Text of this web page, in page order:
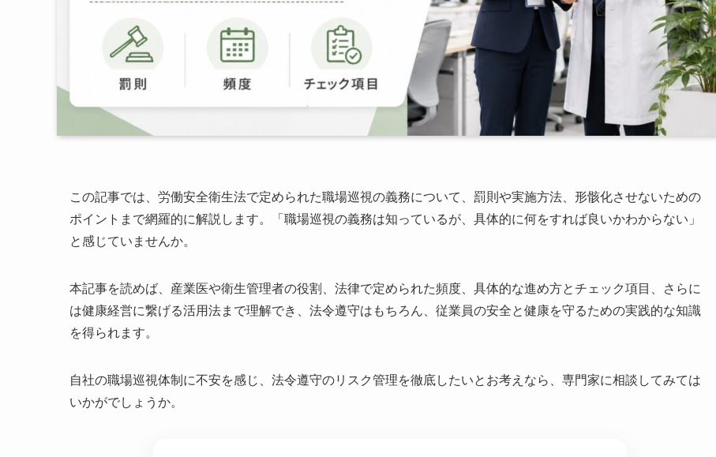
この記事では、労働安全衛生法で定められた職場巡視の義務について、罰則や実施方法、形骸化させないための
ポイントまで網羅的に解説します。「職場巡視の義務は知っているが、具体的に何をすれば良いかわからない」
と感じていませんか。
本記事を読めば、産業医や衛生管理者の役割、法律で定められた頻度、具体的な進め方とチェック項目、さらに
は健康経営に繋げる活用法まで理解でき、法令遵守はもちろん、従業員の安全と健康を守るための実践的な知識
を得られます。
自社の職場巡視体制に不安を感じ、法令遵守のリスク管理を徹底したいとお考えなら、専門家に相談してみては
いかがでしょうか。